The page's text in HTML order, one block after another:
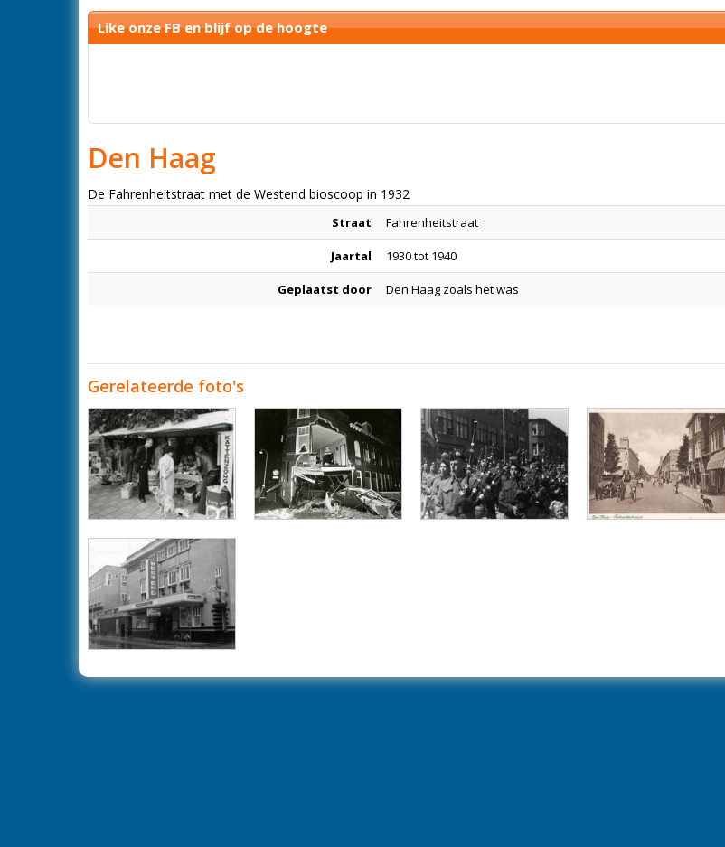
Like onze FB en blijf op de hoogte
Den Haag
De Fahrenheitstraat met de Westend bioscoop in 1932
Straat Fahrenheitstraat
Jaartal 1930 tot 1940
Geplaatst door Den Haag zoals het was
Gerelateerde foto's